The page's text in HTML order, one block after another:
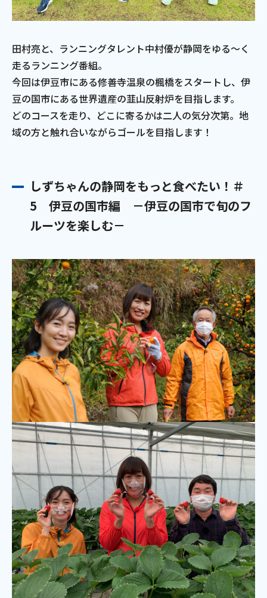
田村亮と、ランニングタレント中村優が静岡をゆる～く
走るランニング番組。
今回は伊豆市にある修善寺温泉の楓橋をスタートし、伊
豆の国市にある世界遺産の韮山反射炉を目指します。
どのコースを走り、どこに寄るかは二人の気分次第。地
域の方と触れ合いながらゴールを目指します！
しずちゃんの静岡をもっと食べたい！＃
5 伊豆の国市編 －伊豆の国市で旬のフ
ルーツを楽しむ－